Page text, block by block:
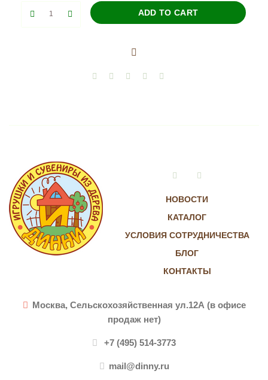
ADD TO CART
НОВОСТИ
КАТАЛОГ
УСЛОВИЯ СОТРУДНИЧЕСТВА
БЛОГ
КОНТАКТЫ
VkontakteInstagram
Москва, Сельскохозяйственная ул.12А (в офисе
продаж нет)
+7 (495) 514-3773
mail@dinny.ru